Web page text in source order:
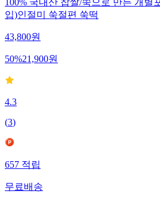
100% 국내산 찹쌀/쑥으로 만든 개별
입)인절미 쑥절편 쑥떡
43,800원
50%21,900원
4.3
(3)
657적립
무료배송